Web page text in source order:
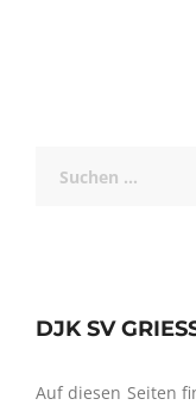
nach:
DJK SV
Auf diesen Seiten